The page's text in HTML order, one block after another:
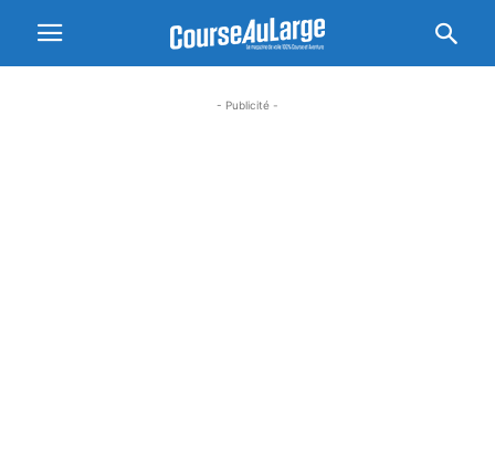
- Publicité -